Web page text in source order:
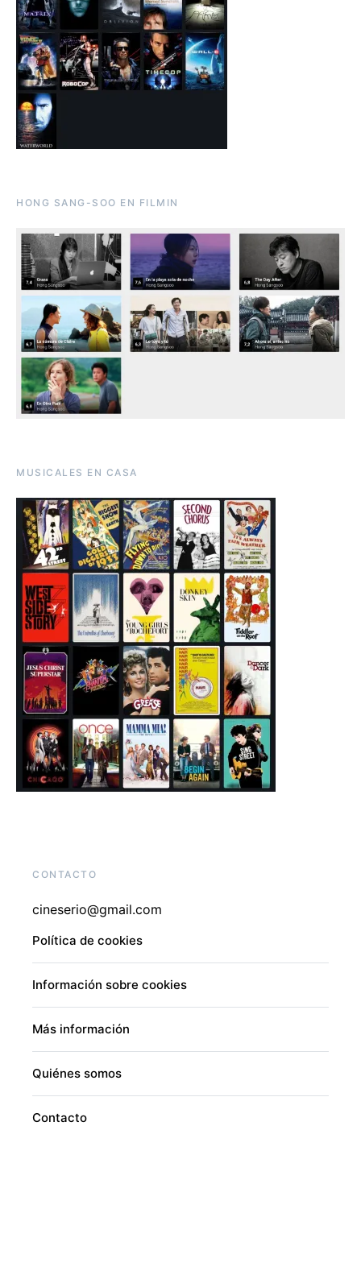
HONG SANG-SOO EN FILMIN
MUSICALES EN CASA
CONTACTO
cineserio@gmail.com
Política de cookies
Información sobre cookies
Más información
Quiénes somos
Contacto